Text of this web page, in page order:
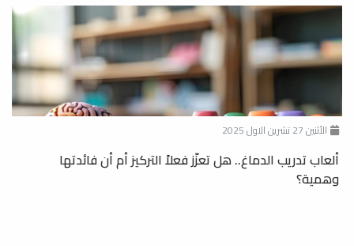
الأثنين 27 تشرين الاول 2025
ألعاب تدريب الدماغ.. هل تعزّز فعلاً التركيز أم أن فائدتها
وهمية؟